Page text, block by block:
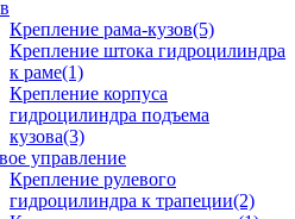
Крепление рама-кузов(5)
Крепление штока гидроцилиндра
к раме(1)
Крепление корпуса
гидроцилиндра подъема
кузова(3)
управление
Крепление рулевого
гидроцилиндра к трапеции(2)